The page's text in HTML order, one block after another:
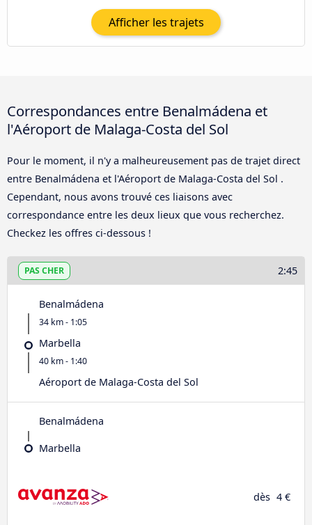
Afficher les trajets
Correspondances entre Benalmádena et
l'Aéroport de Malaga-Costa del Sol
Pour le moment, il n'y a malheureusement pas de trajet direct
entre Benalmádena et l'Aéroport de Malaga-Costa del Sol .
Cependant, nous avons trouvé ces liaisons avec
correspondance entre les deux lieux que vous recherchez.
Checkez les offres ci-dessous !
PAS CHER 2:45
Benalmádena
34 km - 1:05
Marbella
40 km - 1:40
Aéroport de Malaga-Costa del Sol
Benalmádena
Marbella
dès 4 €